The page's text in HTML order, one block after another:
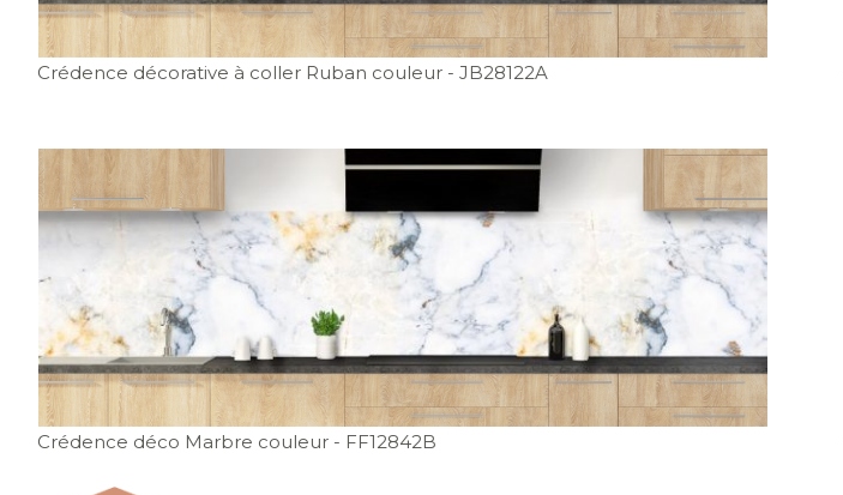
Crédence décorative à coller Ruban couleur - JB28122A
Crédence déco Marbre couleur - FF12842B